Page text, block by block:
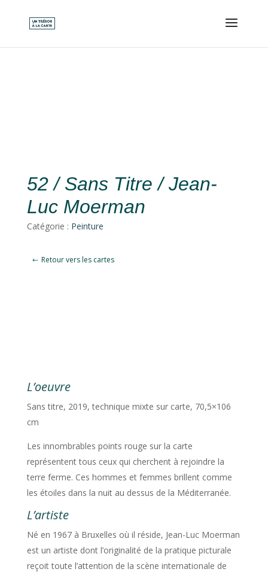
52 / Sans Titre / Jean-
Luc Moerman
Catégorie : Peinture
Retour vers les cartes
L’oeuvre
Sans titre, 2019, technique mixte sur carte, 70,5×106
cm
Les innombrables points rouge sur la carte
représentent tous ceux qui cherchent à rejoindre la
terre ferme. Ces hommes et femmes brillent comme
les étoiles dans la nuit au dessus de la Méditerranée.
L’artiste
Né en 1967 à Bruxelles où il réside, Jean-Luc Moerman
est un artiste dont l’originalité de la pratique picturale
reçoit toute l’attention de la scène internationale de